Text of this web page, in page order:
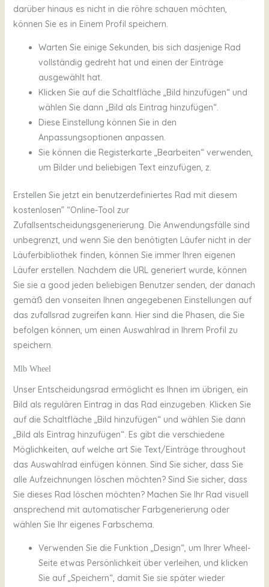
darüber hinaus es nicht in die röhre schauen möchten,
können Sie es in Einem Profil speichern.
Warten Sie einige Sekunden, bis sich dasjenige Rad
vollständig gedreht hat und einen der Einträge
ausgewählt hat.
Klicken Sie auf die Schaltfläche „Bild hinzufügen“ und
wählen Sie dann „Bild als Eintrag hinzufügen“.
Diese Einstellung können Sie in den
Anpassungsoptionen anpassen.
Sie können die Registerkarte „Bearbeiten“ verwenden,
um Bilder und beliebigen Text einzufügen, z.
Erstellen Sie jetzt ein benutzerdefiniertes Rad mit diesem
kostenlosen” “Online-Tool zur
Zufallsentscheidungsgenerierung. Die Anwendungsfälle sind
unbegrenzt, und wenn Sie den benötigten Läufer nicht in der
Läuferbibliothek finden, können Sie immer Ihren eigenen
Läufer erstellen. Nachdem die URL generiert wurde, können
Sie sie a good jeden beliebigen Benutzer senden, der danach
gemäß den vonseiten Ihnen angegebenen Einstellungen auf
das zufallsrad zugreifen kann. Hier sind die Phasen, die Sie
befolgen können, um einen Auswahlrad in Ihrem Profil zu
speichern.
Mlb Wheel
Unser Entscheidungsrad ermöglicht es Ihnen im übrigen, ein
Bild als regulären Eintrag in das Rad einzugeben. Klicken Sie
auf die Schaltfläche „Bild hinzufügen“ und wählen Sie dann
„Bild als Eintrag hinzufügen“. Es gibt die verschiedene
Möglichkeiten, auf welche art Sie Text/Einträge throughout
das Auswahlrad einfügen können. Sind Sie sicher, dass Sie
alle Aufzeichnungen löschen möchten? Sind Sie sicher, dass
Sie dieses Rad löschen möchten? Machen Sie Ihr Rad visuell
ansprechend mit automatischer Farbgenerierung oder
wählen Sie Ihr eigenes Farbschema.
Verwenden Sie die Funktion „Design“, um Ihrer Wheel-
Seite etwas Persönlichkeit über verleihen, und klicken
Sie auf „Speichern“, damit Sie sie später wieder